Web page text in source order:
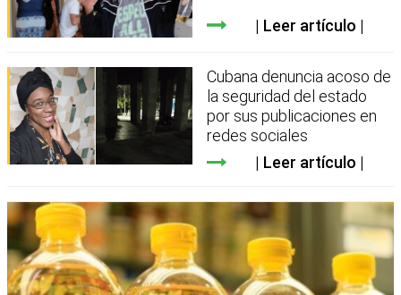
Leer artículo
Cubana denuncia acoso de
la seguridad del estado
por sus publicaciones en
redes sociales
Leer artículo